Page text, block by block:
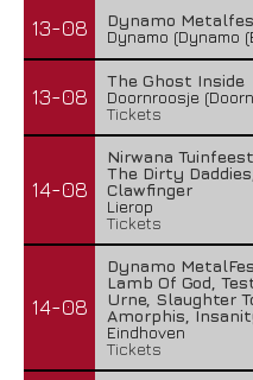
13-08
Dynamo
Dynamo (Dynamo
13-08
The Ghost Inside
Doornroosje
Tickets
14-08
Nirwana
The Dirty
Clawfinger
Lierop
Tickets
14-08
Dynamo
Lamb Of God,
Urne, Slaughter
Amorphis,
Eindhoven
Tickets